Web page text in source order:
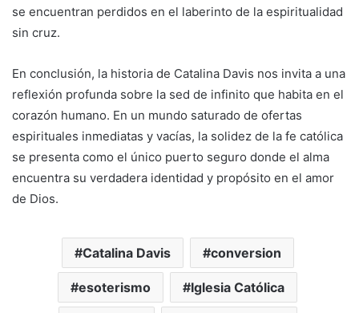
se encuentran perdidos en el laberinto de la espiritualidad
sin cruz.
En conclusión, la historia de Catalina Davis nos invita a una
reflexión profunda sobre la sed de infinito que habita en el
corazón humano. En un mundo saturado de ofertas
espirituales inmediatas y vacías, la solidez de la fe católica
se presenta como el único puerto seguro donde el alma
encuentra su verdadera identidad y propósito en el amor
de Dios.
Catalina Davis conversion
esoterismo Iglesia Católica